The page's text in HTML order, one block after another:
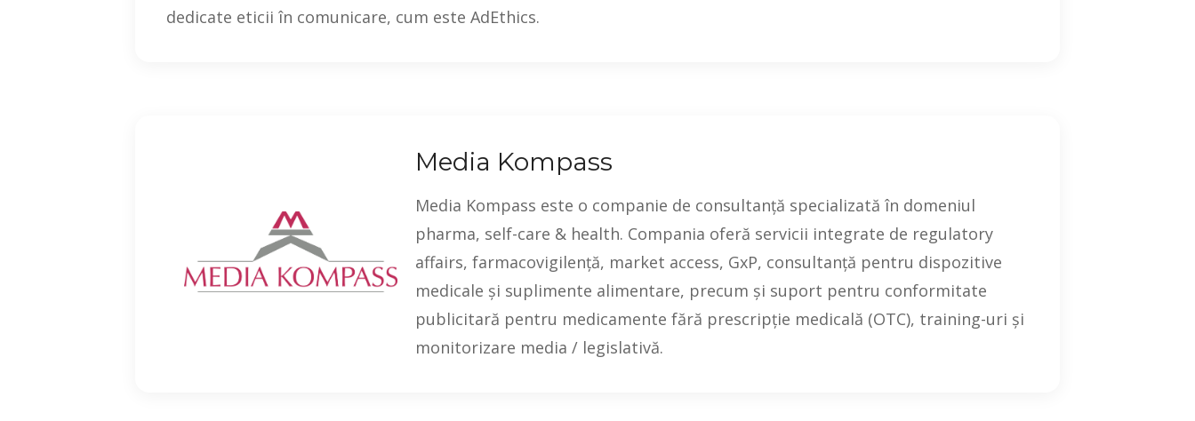
dedicate eticii în comunicare, cum este AdEthics.
Media Kompass
Media Kompass este o companie de consultanță specializată în domeniul
pharma, self-care & health. Compania oferă servicii integrate de regulatory
affairs, farmacovigilență, market access, GxP, consultanță pentru dispozitive
medicale și suplimente alimentare, precum și suport pentru conformitate
publicitară pentru medicamente fără prescripție medicală (OTC), training-uri și
monitorizare media / legislativă.